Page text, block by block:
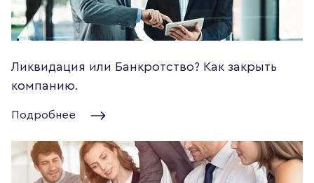
Ликвидация или Банкротство? Как закрыть
компанию.
Подробнее